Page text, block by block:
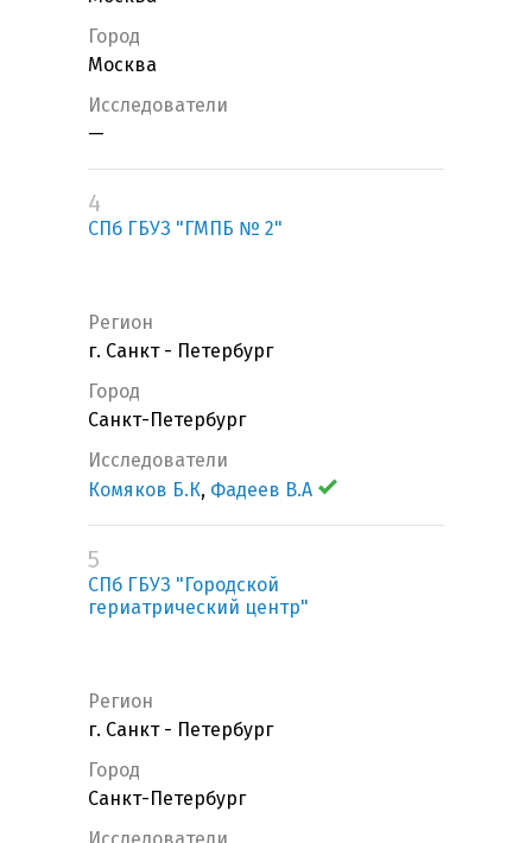
Город
Москва
Исследователи
—
4
СПб ГБУЗ "ГМПБ № 2"
Регион
г. Санкт - Петербург
Город
Санкт-Петербург
Исследователи
Комяков Б.К, Фадеев В.А
5
СПб ГБУЗ "Городской
гериатрический центр"
Регион
г. Санкт - Петербург
Город
Санкт-Петербург